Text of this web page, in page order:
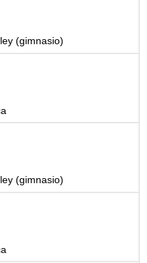
(gimnasio)
(gimnasio)